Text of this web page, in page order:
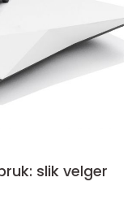
slik velger